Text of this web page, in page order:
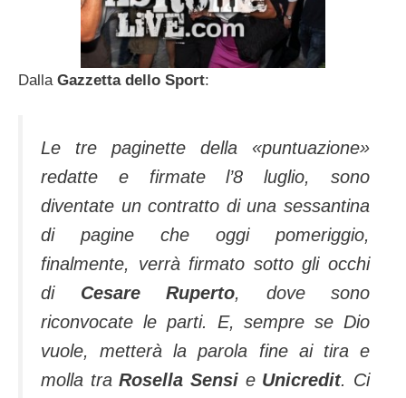
Dalla Gazzetta dello Sport:
Le tre paginette della «puntuazione»
redatte e firmate l’8 luglio, sono
diventate un contratto di una sessantina
di pagine che oggi pomeriggio,
finalmente, verrà firmato sotto gli occhi
di Cesare Ruperto, dove sono
riconvocate le parti. E, sempre se Dio
vuole, metterà la parola fine ai tira e
molla traRosella Sensi e Unicredit. Ci